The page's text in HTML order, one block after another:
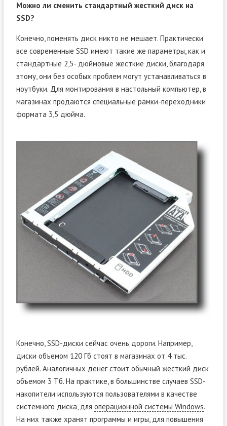
Можно ли сменить стандартный жесткий диск на
SSD?
Конечно, поменять диск никто не мешает. Практически
все современные SSD имеют такие же параметры, как и
стандартные 2,5- дюймовые жесткие диски, благодаря
этому, они без особых проблем могут устанавливаться в
ноутбуки. Для монтирования в настольный компьютер, в
магазинах продаются специальные рамки-переходники
формата 3,5 дюйма.
Конечно, SSD-диски сейчас очень дороги. Например,
диски объемом 120 Гб стоят в магазинах от 4 тыс.
рублей. Аналогичных денег стоит обычный жесткий диск
объемом 3 Тб. На практике, в большинстве случаев SSD-
накопители используются пользователями в качестве
системного диска, для операционной системы Windows.
На них также хранят программы и игры, для повышения